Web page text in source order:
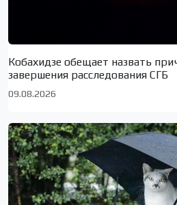
Кобахидзе обещает назвать
завершения расследования СГБ
09.08.2026